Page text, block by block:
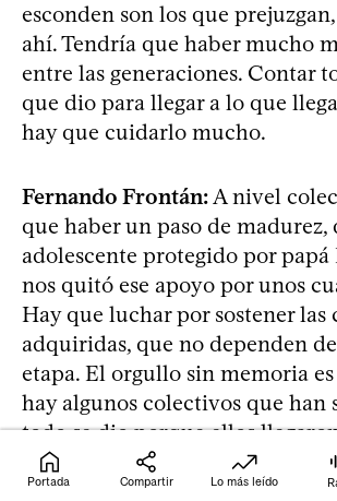
esconden son los que
ahí. Tendría que haber mucho
entre las generaciones. Contar
que dio para llegar a lo que
hay que cuidarlo mucho.
Fernando Frontán:A nivel
que haber un paso de madurez,
adolescente protegido por papá
nos quitó ese apoyo por unos
Hay que luchar por sostener las
adquiridas, que no dependen
etapa. El orgullo sin memoria
hay algunos colectivos que han
todo se dio porque ellos
pierde la memoria y no sabe de
tampoco sabe a dónde va. Creo
Portada Compartir Lo más leído